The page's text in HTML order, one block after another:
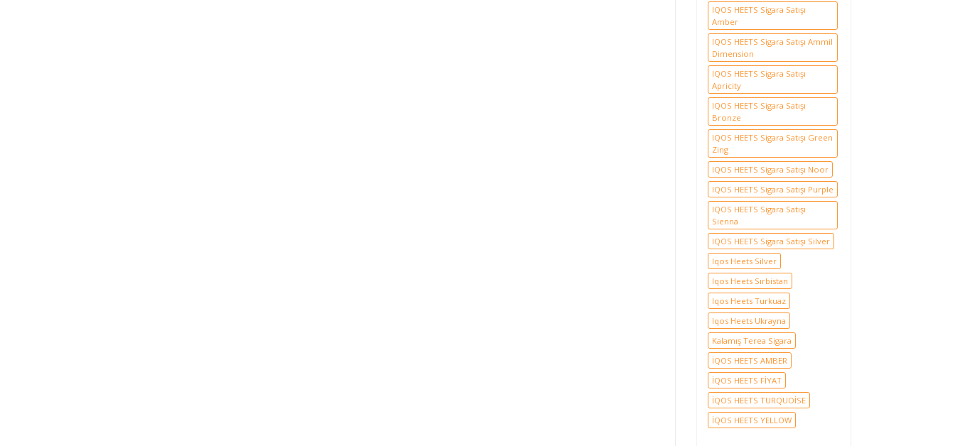
IQOS HEETS Sigara Satışı
Amber
IQOS HEETS Sigara Satışı Ammil
Dimension
IQOS HEETS Sigara Satışı
Apricity
IQOS HEETS Sigara Satışı
Bronze
IQOS HEETS Sigara Satışı Green
Zing
IQOS HEETS Sigara Satışı Noor
IQOS HEETS Sigara Satışı Purple
IQOS HEETS Sigara Satışı
Sienna
IQOS HEETS Sigara Satışı Silver
Iqos Heets Silver
Iqos Heets Sırbistan
Iqos Heets Turkuaz
Iqos Heets Ukrayna
Kalamış Terea Sigara
İQOS HEETS AMBER
İQOS HEETS FİYAT
İQOS HEETS TURQUOİSE
İQOS HEETS YELLOW